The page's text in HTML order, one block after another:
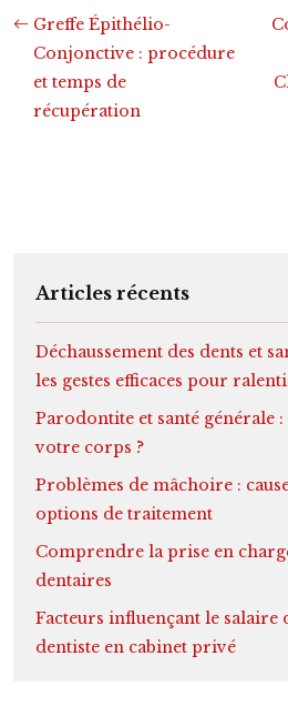
Greffe Épithélio-
Conjonctive : procédure
et temps de
récupération
Articles récents
Déchaussement des dents et
les gestes efficaces pour
Parodontite et santé générale
votre corps ?
Problèmes de mâchoire :
options de traitement
Comprendre la prise en
dentaires
Facteurs influençant le salaire
dentiste en cabinet privé